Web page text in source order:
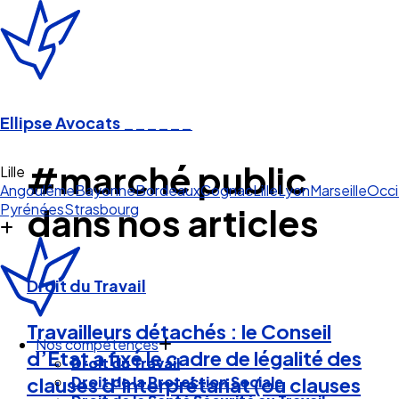
Ellipse Avocats
L
AngoulêmeBayonneBordeauxCognacLilleLyonMarseille
PyrénéesStrasbourg
Nos compétences
Droit du Travail
Droit de la Protection Sociale
#marché public
dans nos articles
Droit du Travail
Travailleurs détachés : le Conseil
d’Etat a fixé le cadre de légalité des
clauses d’interprétariat (ou clauses